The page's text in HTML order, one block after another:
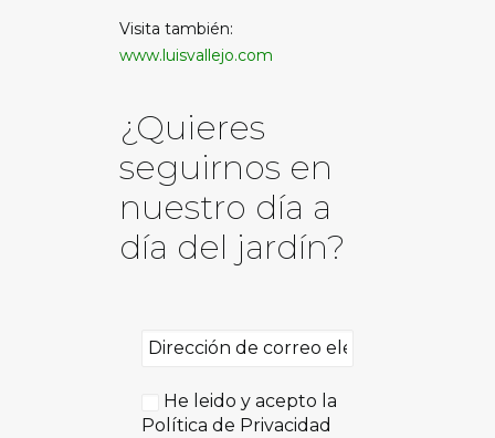
Visita también:
www.luisvallejo.com
¿Quieres
seguirnos en
nuestro día a
día del jardín?
He leido y acepto la
Política de Privacidad